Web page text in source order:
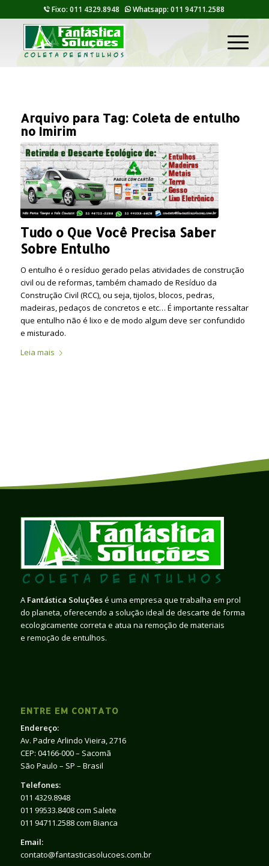
Fixo: 011 4329.8948 Whatsapp: 011 94711.2588
Arquivo para Tag: Coleta de entulho
no Imirim
Tudo o Que Você Precisa Saber
Sobre Entulho
O entulho é o resíduo gerado pelas atividades de construção
civil ou de reformas, também chamado de Resíduo da
Construção Civil (RCC), ou seja, tijolos, blocos, pedras,
madeiras, pedaços de concretos e etc… É importante ressaltar
que entulho não é lixo e de modo algum deve ser confundido
e misturado.
Leia mais
A Fantástica Soluçõesé uma empresa que trabalha em prol
do planeta, oferecendo a solução ideal de descarte de forma
ecologicamente correta e atua na remoção de materiais
e remoção de entulhos.
ENTRE EM CONTATO
Endereço:
Av. Padre Arlindo Vieira, 2716
CEP: 04166-000 – Sacomã
São Paulo – SP – Brasil
Telefones:
011 4329.8948
011 99533.8408 com Salete
011 94711.2588 com Bianca
Email:
contato@fantasticasolucoes.com.br